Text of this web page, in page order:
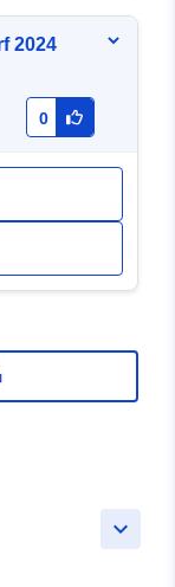
2024
0
keyboard_arrow_down